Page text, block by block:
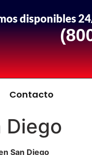
disponibles
Contacto
Diego